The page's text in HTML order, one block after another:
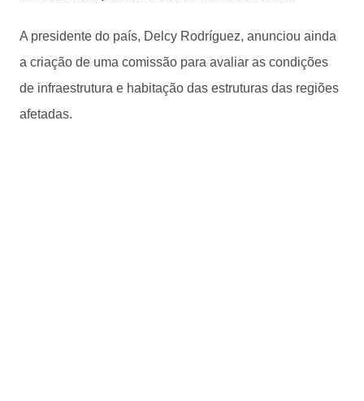
A presidente do país, Delcy Rodríguez, anunciou ainda
a criação de uma comissão para avaliar as condições
de infraestrutura e habitação das estruturas das regiões
afetadas.